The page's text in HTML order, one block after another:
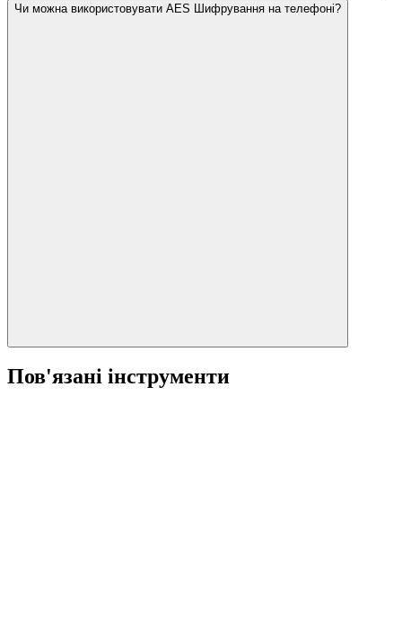
Чи можна використовувати AES Шифрування на телефоні?
Пов'язані інструменти